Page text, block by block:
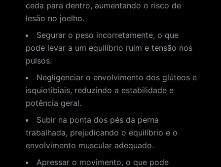
ceda para dentro, aumentando o risco de
lesão no joelho.
Segurar o peso incorretamente, o que
pode levar a um equilíbrio ruim e tensão nos
pulsos.
Negligenciar o envolvimento dos glúteos e
isquiotibiais, reduzindo a estabilidade e
potência geral.
Subir na ponta dos pés da perna
trabalhada, prejudicando o equilíbrio e o
envolvimento muscular adequado.
Apressar o movimento, o que pode